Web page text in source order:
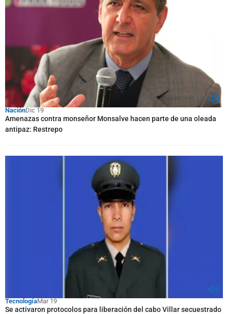
NaciónDic 19
Amenazas contra monseñor Monsalve hacen parte de una oleada
antipaz: Restrepo
TecnologíaMar 19
Se activaron protocolos para liberación del cabo Villar secuestrado